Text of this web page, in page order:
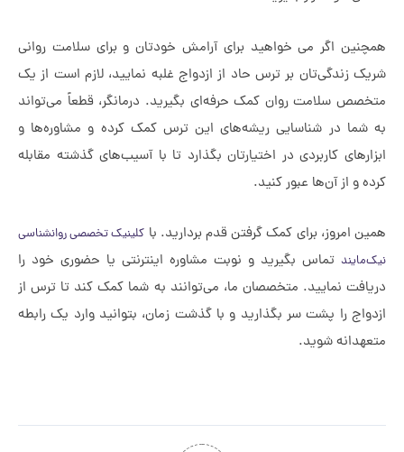
اگر می خواهید برای آرامش خودتان و برای سلامت روانی
زندگی‌تان بر ترس حاد از ازدواج غلبه نمایید، لازم است از یک
سلامت روان کمک حرفه‌ای بگیرید. درمانگر، قطعاً می‌تواند
در شناسایی ریشه‌های این ترس کمک کرده و مشاوره‌ها و
کاربردی در اختیارتان بگذارد تا با آسیب‌های گذشته مقابله
و از آن‌ها عبور کنید.
امروز، برای کمک گرفتن قدم بردارید. باکلینیک تخصصی روانشناسی
تماس بگیرید و نوبت مشاوره اینترنتی یا حضوری خود را
نمایید. متخصصان ما، می‌توانند به شما کمک کند تا ترس از
را پشت سر بگذارید و با گذشت زمان، بتوانید وارد یک رابطه
شوید.